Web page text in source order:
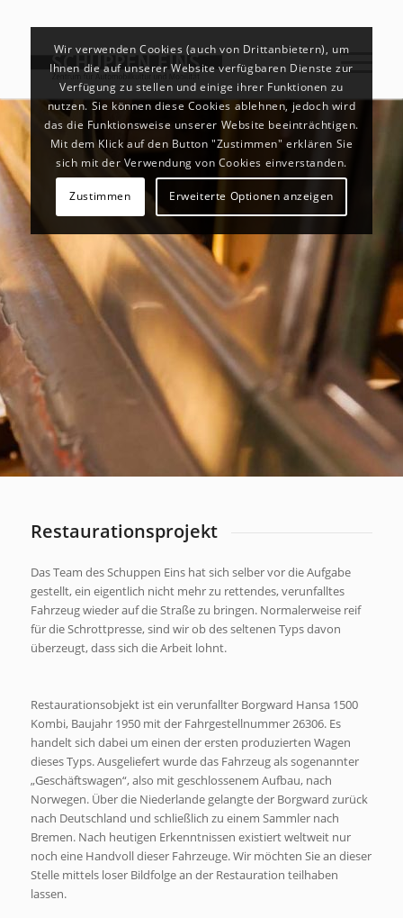
Restaurationsprojekt
Das Team des Schuppen Eins hat sich selber vor die Aufgabe
gestellt, ein eigentlich nicht mehr zu rettendes, verunfalltes
Fahrzeug wieder auf die Straße zu bringen. Normalerweise reif
für die Schrottpresse, sind wir ob des seltenen Typs davon
überzeugt, dass sich die Arbeit lohnt.
Restaurationsobjekt ist ein verunfallter Borgward Hansa 1500
Kombi, Baujahr 1950 mit der Fahrgestellnummer 26306. Es
handelt sich dabei um einen der ersten produzierten Wagen
dieses Typs. Ausgeliefert wurde das Fahrzeug als sogenannter
„Geschäftswagen“, also mit geschlossenem Aufbau, nach
Norwegen. Über die Niederlande gelangte der Borgward zurück
nach Deutschland und schließlich zu einem Sammler nach
Bremen. Nach heutigen Erkenntnissen existiert weltweit nur
noch eine Handvoll dieser Fahrzeuge. Wir möchten Sie an dieser
Stelle mittels loser Bildfolge an der Restauration teilhaben
lassen.
Wir verwenden Cookies (auch von Drittanbietern), um
Ihnen die auf unserer Website verfügbaren Dienste zur
Verfügung zu stellen und einige ihrer Funktionen zu
nutzen. Sie können diese Cookies ablehnen, jedoch wird
das die Funktionsweise unserer Website beeinträchtigen.
Mit dem Klick auf den Button "Zustimmen" erklären Sie
sich mit der Verwendung von Cookies einverstanden.
Zustimmen Erweiterte Optionen anzeigen